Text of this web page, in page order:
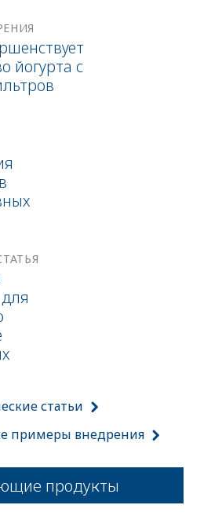
йогурта с
статьи
примеры внедрения
продукты